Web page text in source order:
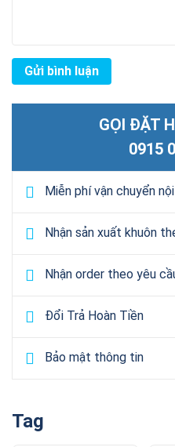
GỌI ĐẶT
0915
Miễn phí vận chuyển
Nhận sản xuất khuôn
Nhận order theo yêu
Đổi Trả Hoàn Tiền
Bảo mật thông tin
Tag